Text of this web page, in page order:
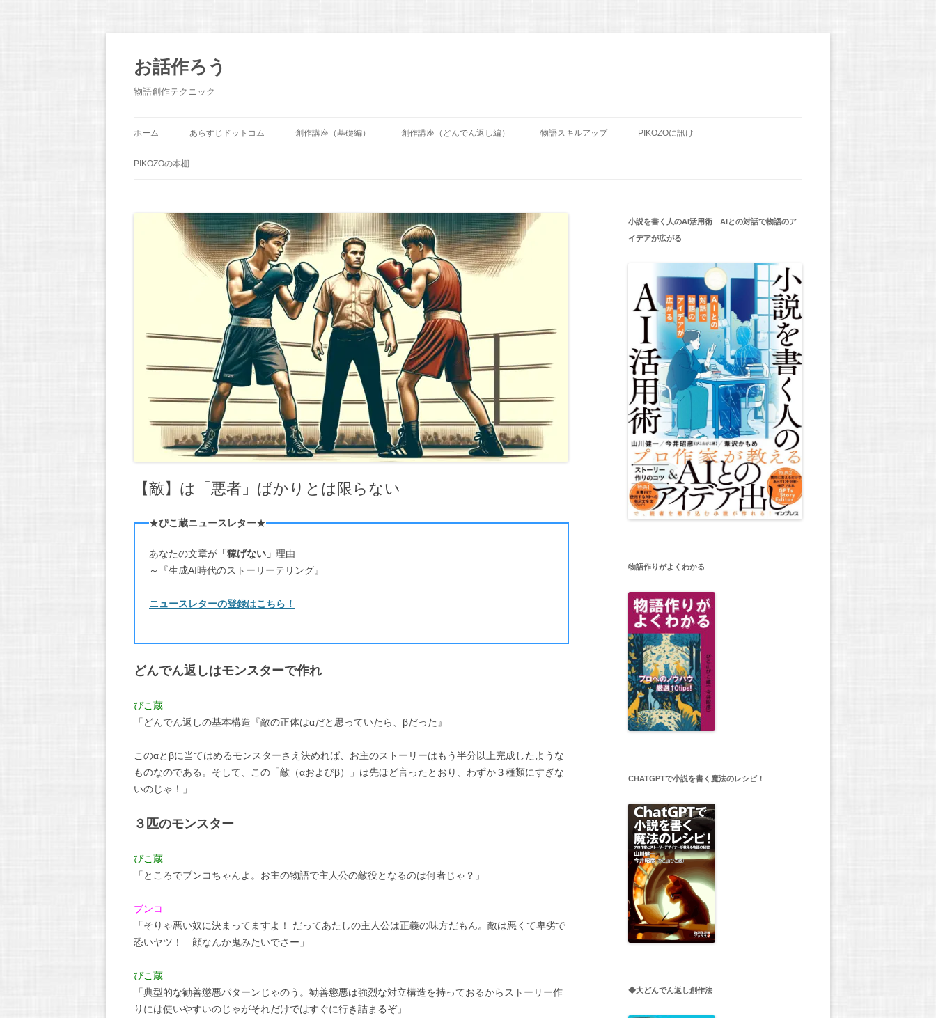
お話作ろう
物語創作テクニック
ン
ホーム あらすじドットコム 創作講座（基礎編） 創作講座（どんでん返し編） 物語スキルアップ PIKOZOに訊け
PIKOZOの本棚
【敵】は「悪者」ばかりとは限らない
★ぴこ蔵ニュースレター★
あなたの文章が 「稼げない」 理由
～『生成AI時代のストーリーテリング』
ニュースレターの登録はこちら！
どんでん返しはモンスターで作れ
ぴこ蔵
「どんでん返しの基本構造『敵の正体はαだと思っていたら、βだった』
このαとβに当てはめるモンスターさえ決めれば、お主のストーリーはもう半分以上完成したような
ものなのである。そして、この「敵（αおよびβ）」は先ほど言ったとおり、わずか３種類にすぎな
いのじゃ！」
３匹のモンスター
ぴこ蔵
「ところでブンコちゃんよ。お主の物語で主人公の敵役となるのは何者じゃ？」
ブンコ
「そりゃ悪い奴に決まってますよ！ だってあたしの主人公は正義の味方だもん。敵は悪くて卑劣で
恐いヤツ！ 顔なんか鬼みたいでさー」
ぴこ蔵
「典型的な勧善懲悪パターンじゃのう。勧善懲悪は強烈な対立構造を持っておるからストーリー作
りには使いやすいのじゃがそれだけではすぐに行き詰まるぞ」
小説を書く人のAI活用術 AIとの対話で物語のア
イデアが広がる
物語作りがよくわかる
CHATGPTで小説を書く魔法のレシピ！
◆大どんでん返し創作法